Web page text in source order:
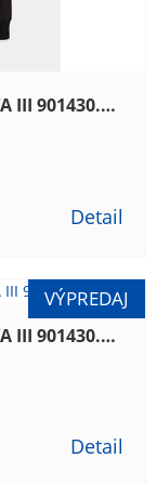
JOMA DÁMSKA MIKINA SUPERNOVA III 901430.102
Detail
JOMA DÁMSKA MIKINA SUPERNOVA III 901430.109
Detail